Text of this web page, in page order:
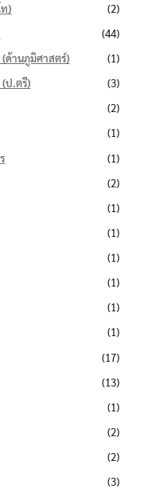
)
(2)
(44)
ด้านภูมิศาสตร์)
(1)
ป.ตรี)
(3)
(2)
(1)
(1)
(2)
(1)
(1)
(1)
(1)
(1)
(1)
(17)
(13)
(1)
(2)
(2)
(3)